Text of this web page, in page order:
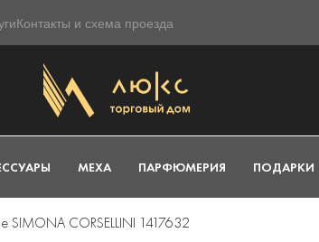
Контакты и схема проезда
МЕХА ПАРФЮМЕРИЯ ПОДАРКИ
SIMONA CORSELLINI 1417632